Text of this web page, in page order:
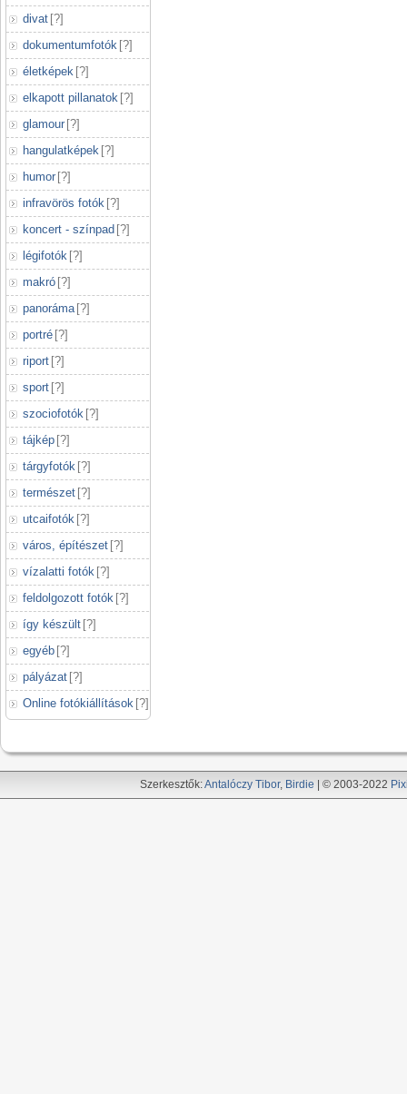
divat [?]
dokumentumfotók [?]
életképek [?]
elkapott pillanatok [?]
glamour [?]
hangulatképek [?]
humor [?]
infravörös fotók [?]
koncert - színpad [?]
légifotók [?]
makró [?]
panoráma [?]
portré [?]
riport [?]
sport [?]
szociofotók [?]
tájkép [?]
tárgyfotók [?]
természet [?]
utcaifotók [?]
város, építészet [?]
vízalatti fotók [?]
feldolgozott fotók [?]
így készült [?]
egyéb [?]
pályázat [?]
Online fotókiállítások [?]
Szerkesztők:Antalóczy Tibor, Birdie | © 2003-2022